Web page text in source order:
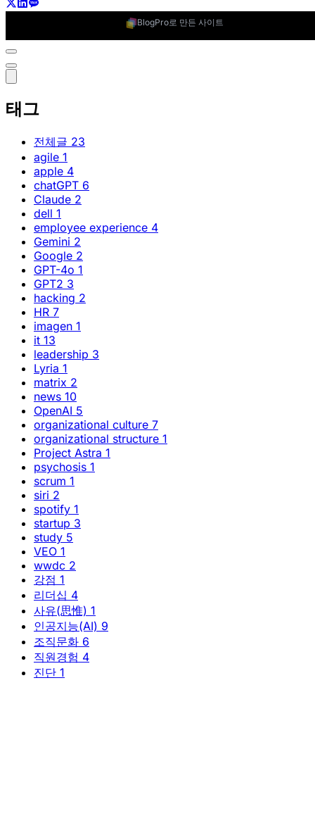
BlogPro로 만든 사이트
태그
전체글 23
agile 1
apple 4
chatGPT 6
Claude 2
dell 1
employee experience 4
Gemini 2
Google 2
GPT-4o 1
GPT2 3
hacking 2
HR 7
imagen 1
it 13
leadership 3
Lyria 1
matrix 2
news 10
OpenAI 5
organizational culture 7
organizational structure 1
Project Astra 1
psychosis 1
scrum 1
siri 2
spotify 1
startup 3
study 5
VEO 1
wwdc 2
강점 1
리더십 4
사유(思惟) 1
인공지능(AI) 9
조직문화 6
직원경험 4
진단 1